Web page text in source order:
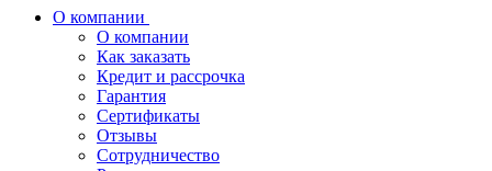
О компании
О компании
Как заказать
Кредит и рассрочка
Гарантия
Сертификаты
Отзывы
Сотрудничество